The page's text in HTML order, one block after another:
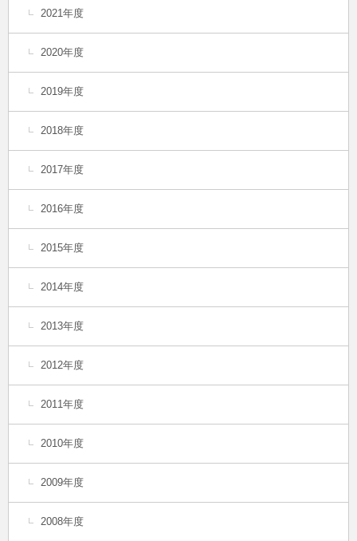
2021年度
2020年度
2019年度
2018年度
2017年度
2016年度
2015年度
2014年度
2013年度
2012年度
2011年度
2010年度
2009年度
2008年度